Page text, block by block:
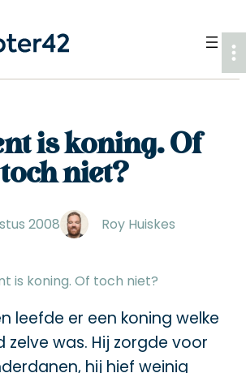
is koning. Of
toch niet?
2008 Roy Huiskes
is koning. Of toch niet?
leefde er een koning welke
zelve was. Hij zorgde voor
hij hief weinig